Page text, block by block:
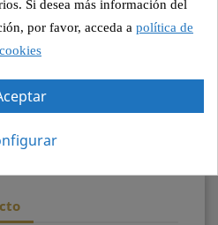
Si desea más información del
por favor, acceda a política de
cookies